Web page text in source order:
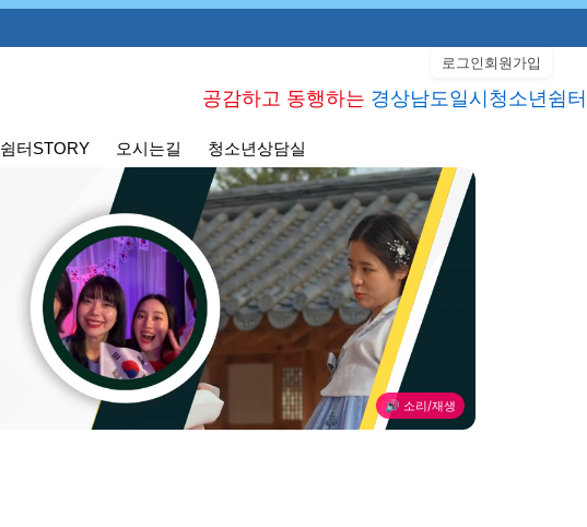
공감하고 동행하는 경상남도일시청소년쉼터
쉼터STORY 오시는길 청소년상담실
🔊 소리/재생
로그인 회원가입